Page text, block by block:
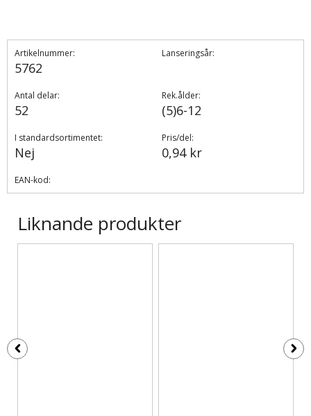
Artikelnummer:
5762
Lanseringsår:
Antal delar:
52
Rek.ålder:
(5)6-12
I standardsortimentet:
Nej
Pris/del:
0,94 kr
EAN-kod:
Liknande produkter